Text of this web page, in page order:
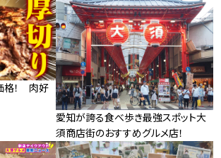
格！ 肉好
愛知が誇る食べ歩き最強スポット大
須商店街のおすすめグルメ店！